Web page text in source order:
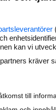
nya
kan vi
kräver
till